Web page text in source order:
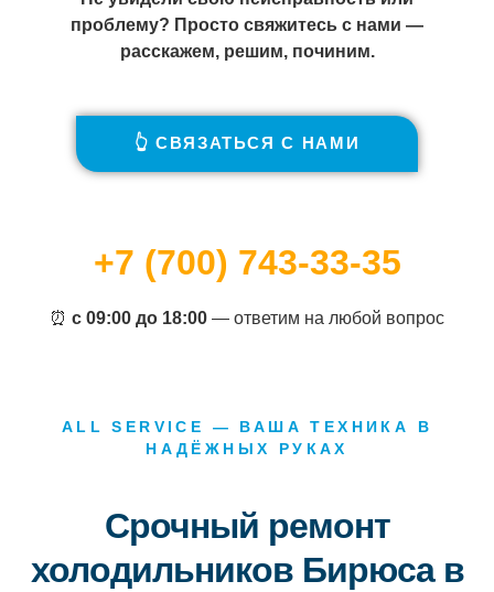
проблему? Просто свяжитесь с нами —
расскажем, решим, починим.
👆 СВЯЗАТЬСЯ С НАМИ
+7 (700) 743-33-35
⏰ с 09:00 до 18:00 — ответим на любой вопрос
ALL SERVICE — ВАША ТЕХНИКА В
НАДЁЖНЫХ РУКАХ
Срочный ремонт
холодильников Бирюса в